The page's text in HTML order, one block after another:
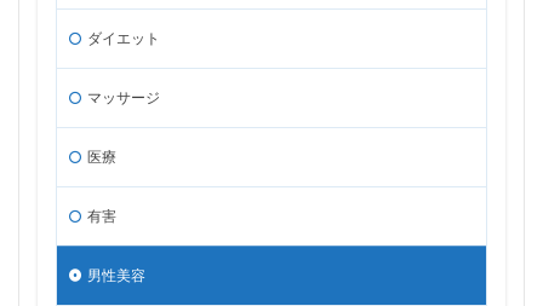
ダイエット
マッサージ
医療
有害
男性美容